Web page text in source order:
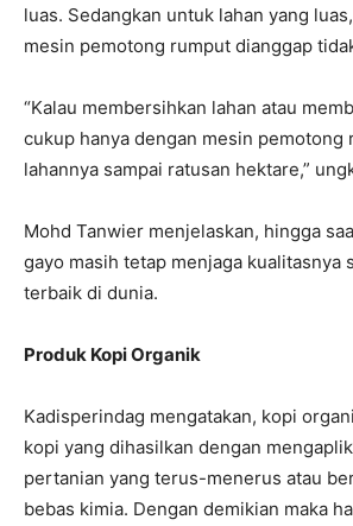
luas. Sedangkan untuk lahan yang
mesin pemotong rumput dianggap
“Kalau membersihkan lahan atau
cukup hanya dengan mesin pemotong
lahannya sampai ratusan hektare,”
Mohd Tanwier menjelaskan, hingga
gayo masih tetap menjaga kualitasnya
terbaik di dunia.
Produk Kopi Organik
Kadisperindag mengatakan, kopi
kopi yang dihasilkan dengan
pertanian yang terus-menerus atau
bebas kimia. Dengan demikian maka